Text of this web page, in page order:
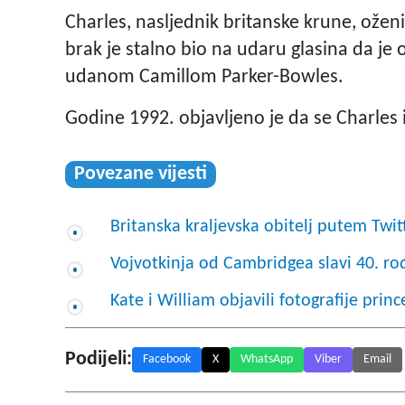
Charles, nasljednik britanske krune,
brak je stalno bio na udaru glasina da je
udanom Camillom Parker-Bowles.
Godine 1992. objavljeno je da se
Povezane vijesti
Britanska kraljevska obitelj putem
Vojvotkinja od Cambridgea slavi 40.
Kate i William objavili fotografije
Podijeli: Facebook X WhatsApp Viber Email